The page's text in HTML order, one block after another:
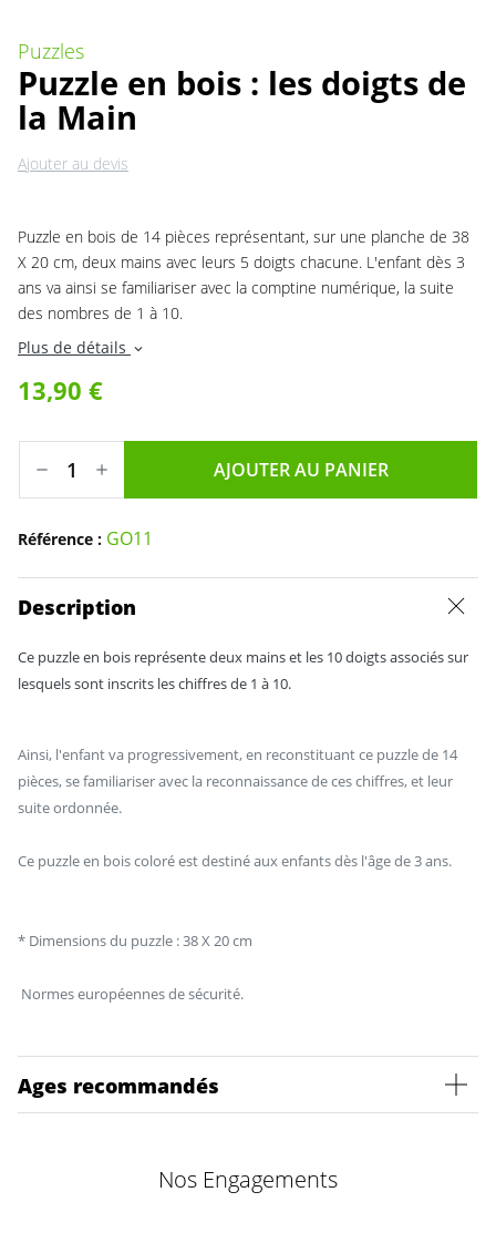
Puzzles
Puzzle en bois : les doigts de
la Main
Ajouter au devis
Puzzle en bois de 14 pièces représentant, sur une planche de 38
X 20 cm, deux mains avec leurs 5 doigts chacune. L'enfant dès 3
ans va ainsi se familiariser avec la comptine numérique, la suite
des nombres de 1 à 10.
Plus de détails expand_more
13,90 €
AJOUTER AU PANIER
Référence : GO11
Description
Ce puzzle en bois représente deux mains et les 10 doigts associés sur
lesquels sont inscrits les chiffres de 1 à 10.
Ainsi, l'enfant va progressivement, en reconstituant ce puzzle de 14
pièces, se familiariser avec la reconnaissance de ces chiffres, et leur
suite ordonnée.
Ce puzzle en bois coloré est destiné aux enfants dès l'âge de 3 ans.
* Dimensions du puzzle : 38 X 20 cm
Normes européennes de sécurité.
Ages recommandés
Nos Engagements